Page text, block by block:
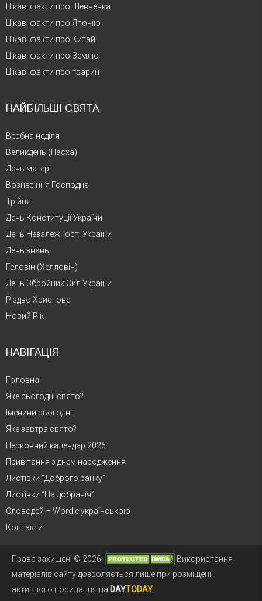
Цікаві факти про Шевченка
Цікаві факти про Японію
Цікаві факти про Китай
Цікаві факти про Землю
Цікаві факти про тварин
НАЙБІЛЬШІ СВЯТА
Вербна неділя
Великдень (Пасха)
День матері
Вознесіння Господнє
Трійця
День Конституції України
День Незалежності України
День знань
Геловін (Хелловін)
День Збройних Сил України
Різдво Христове
Новий Рік
НАВІГАЦІЯ
Головна
Яке сьогодні свято?
Іменини сьогодні
Яке завтра свято?
Церковний календар 2026
Привітання з днем народження
Листівки “Доброго ранку”
Листівки “На добраніч”
Словодей – Wordle українською
Контакти
Права захищені © 2026.
Використання
матеріалів сайту дозволяється лише при розміщенні
активного посилання на DAYTODAY